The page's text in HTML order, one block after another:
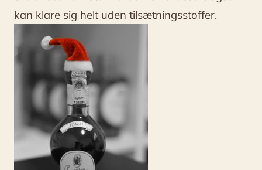
kan klare sig helt uden tilsætningsstoffer.